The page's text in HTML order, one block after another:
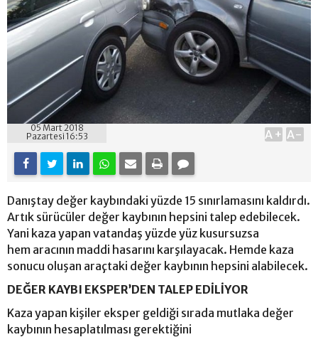
05 Mart 2018
Pazartesi 16:53
A+ A-
Danıştay değer kaybındaki yüzde 15 sınırlamasını kaldırdı.
Artık sürücüler değer kaybının hepsini talep edebilecek.
Yani kaza yapan vatandaş yüzde yüz kusursuzsa
hem aracının maddi hasarını karşılayacak. Hemde kaza
sonucu oluşan araçtaki değer kaybının hepsini alabilecek.
DEĞER KAYBI EKSPER’DEN TALEP EDİLİYOR
Kaza yapan kişiler eksper geldiği sırada mutlaka değer
kaybının hesaplatılması gerektiğini